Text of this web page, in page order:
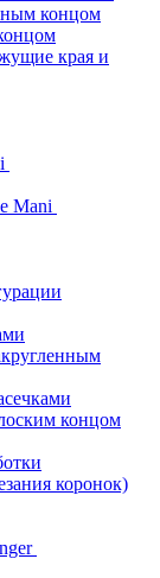
концом
края и
Mani
концом
коронок)